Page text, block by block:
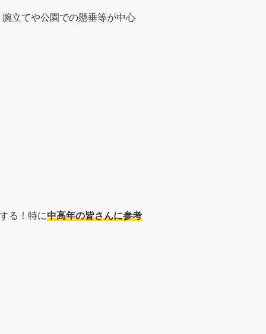
立てや公園での懸垂等が中心
る！特に中高年の皆さんに参考